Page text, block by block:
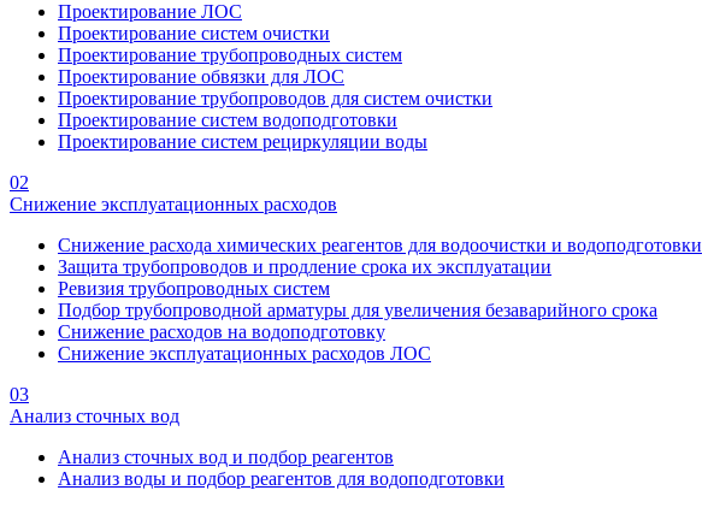
Проектирование ЛОС
Проектирование систем очистки
Проектирование трубопроводных систем
Проектирование обвязки для ЛОС
Проектирование трубопроводов для систем очистки
Проектирование систем водоподготовки
Проектирование систем рециркуляции воды
02
Снижение эксплуатационных расходов
Снижение расхода химических реагентов для водоочистки и водоподготовки
Защита трубопроводов и продление срока их эксплуатации
Ревизия трубопроводных систем
Подбор трубопроводной арматуры для увеличения безаварийного срока
Снижение расходов на водоподготовку
Снижение эксплуатационных расходов ЛОС
03
Анализ сточных вод
Анализ сточных вод и подбор реагентов
Анализ воды и подбор реагентов для водоподготовки